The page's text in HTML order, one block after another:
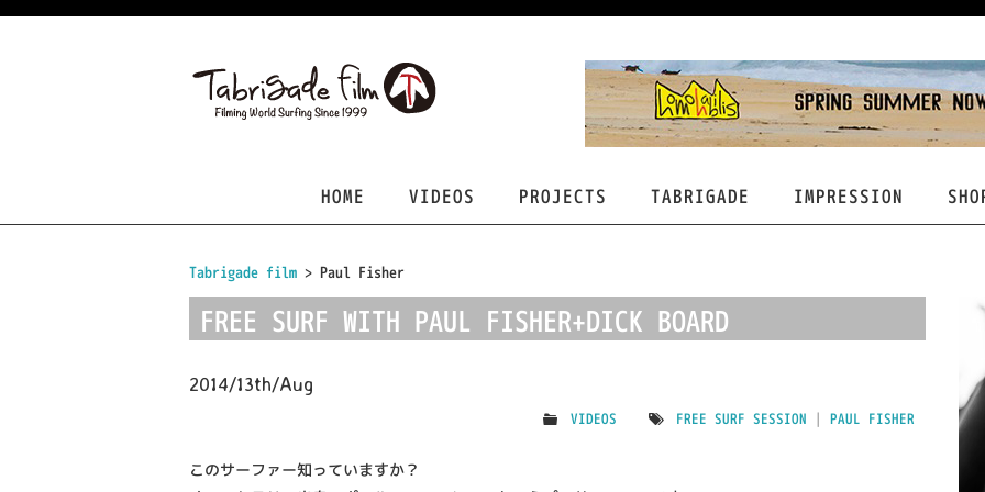
HOME VIDEOS PROJECTS TABRIGADE IMPRESSION
Tabrigade film > Paul Fisher
FREE SURF WITH PAUL FISHER+DICK BOARD
2014/13th/Aug
VIDEOS FREE SURF SESSION | PAUL FISHER
このサーファー知っていますか？